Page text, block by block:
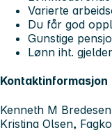
Varierte
Du får god
Gunstige
Lønn iht.
Kontaktinformasjon
Kenneth M
Kristina Olsen,